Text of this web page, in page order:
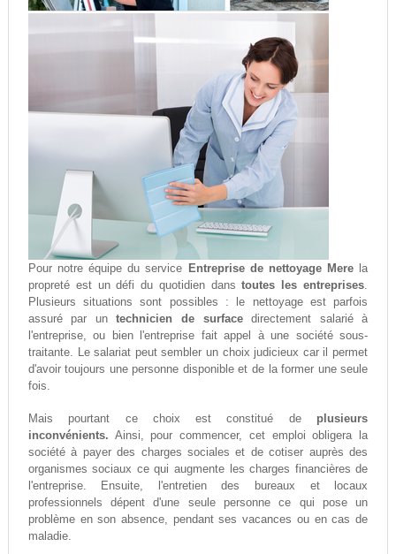
Pour notre équipe du service Entreprise de nettoyage Merela
propreté est un défi du quotidien danstoutes les entreprises.
Plusieurs situations sont possibles : le nettoyage est parfois
assuré par untechnicien de surfacedirectement salarié à
l'entreprise, ou bien l'entreprise fait appel à une société sous-
traitante. Le salariat peut sembler un choix judicieux car il permet
d'avoir toujours une personne disponible et de la former une seule
fois.
Mais pourtant ce choix est constitué de plusieurs
inconvénients. Ainsi, pour commencer, cet emploi obligera la
société à payer des charges sociales et de cotiser auprès des
organismes sociaux ce qui augmente les charges financières de
l'entreprise. Ensuite, l'entretien des bureaux et locaux
professionnels dépent d'une seule personne ce qui pose un
problème en son absence, pendant ses vacances ou en cas de
maladie.